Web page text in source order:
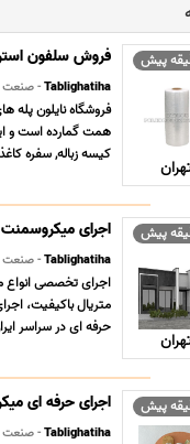
فروش سلفون
Tablighatiha- صنعت
فروشگاه نایلون پله
همت گمارده است و
کیسه زباله, سفره
اجرای میکروسمنت
Tablighatiha- صنعت
اجرای تخصصی انواع
متریال باکیفیت،
حرفه ای در سراسر
اجرای حرفه ای
Tablighatiha- صنعت